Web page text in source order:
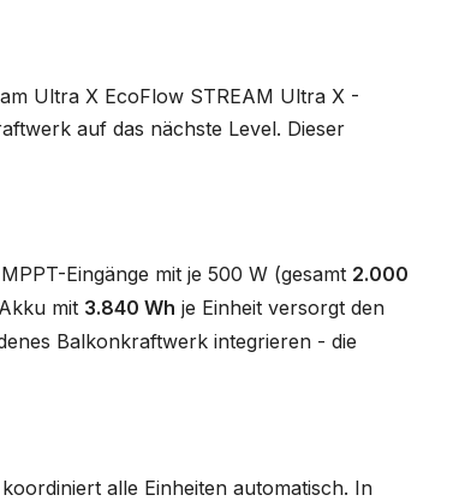
Ultra X EcoFlow STREAM Ultra X -
auf das nächste Level. Dieser
Eingänge mit je 500 W (gesamt 2.000
mit 3.840 Wh je Einheit versorgt den
Balkonkraftwerk integrieren - die
alle Einheiten automatisch. In